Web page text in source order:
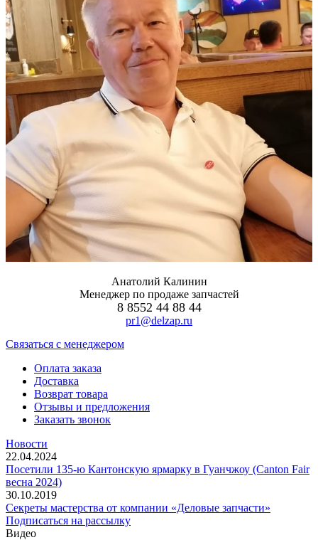
Анатолий Калинин
Менеджер по продаже запчастей
8 8552 44 88 44
pr1@delzap.ru
Cвязаться с менеджером
Оплата заказа
Доставка
Возврат товара
Отзывы и предложения
Заказать звонок
Новости
22.04.2024
Посетили 135-ю Кантонскую ярмарку в Гуанчжоу (Canton Fair
весна 2024)
30.10.2019
Секреты мастерства от компании «Деловые запчасти»
Подписаться на рассылку
Видео